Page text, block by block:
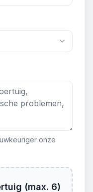
onze
(max. 6)